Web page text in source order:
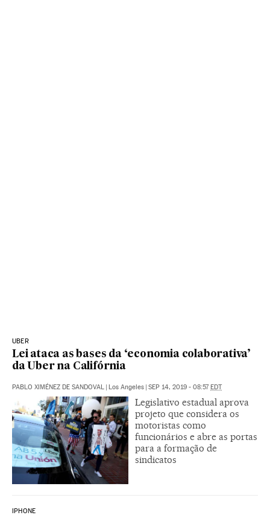
UBER
Lei ataca as bases da ‘economia colaborativa’
da Uber na Califórnia
PABLO XIMÉNEZ DE SANDOVAL | Los Angeles | SEP 14, 2019 - 08:57EDT
Legislativo estadual aprova
projeto que considera os
motoristas como
funcionários e abre as portas
para a formação de
sindicatos
IPHONE